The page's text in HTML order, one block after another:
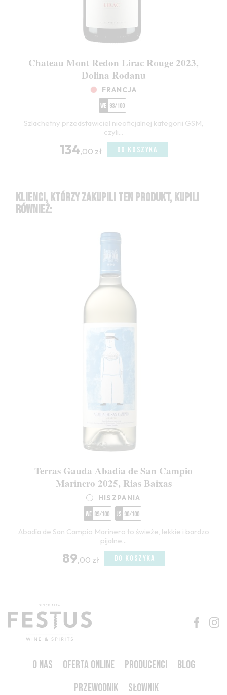
Chateau Mont Redon Lirac Rouge 2023,
Dolina Rodanu
FRANCJA
WE 93/100
Szlachetny przedstawiciel nieoficjalnej kategorii GSM,
czyli...
134,00 zł DO KOSZYKA
KLIENCI, KTÓRZY ZAKUPILI TEN PRODUKT, KUPILI
RÓWNIEŻ:
Terras Gauda Abadia de San Campio
Marinero 2025, Rias Baixas
HISZPANIA
WE 89/100 JS 90/100
Abadía de San Campio Marinero to świeże, lekkie i bardzo
pijalne...
89,00 zł DO KOSZYKA
O NAS OFERTA ONLINE PRODUCENCI
BLOG
PRZEWODNIK
SŁOWNIK